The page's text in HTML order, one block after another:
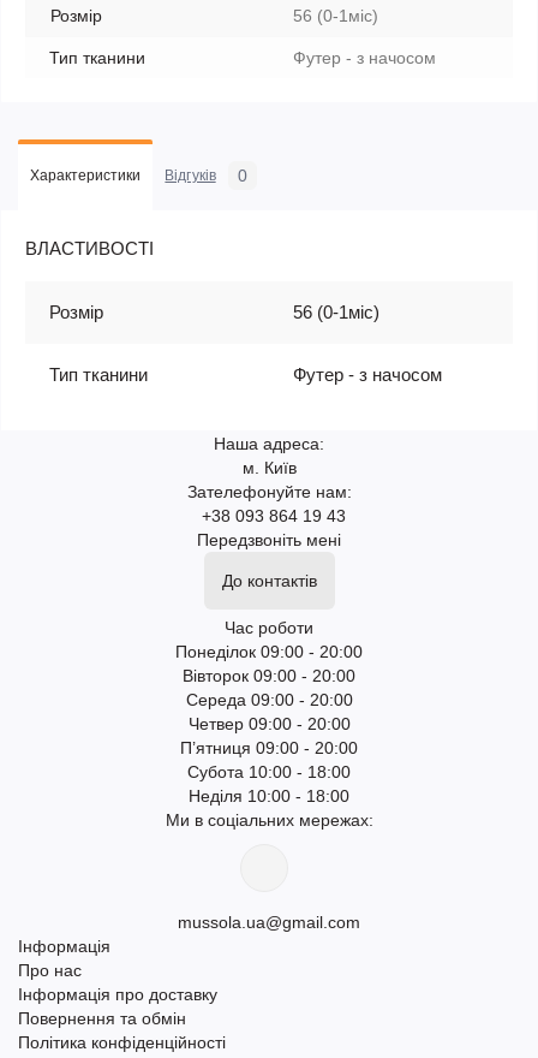
Розмір 56 (0-1міс)
Тип тканини Футер - з начосом
Характеристики Відгуків 0
ВЛАСТИВОСТІ
Розмір 56 (0-1міс)
Тип тканини Футер - з начосом
Наша адреса:
м. Київ
Зателефонуйте нам:
+38 093 864 19 43
Передзвоніть мені
До контактів
Час роботи
Понеділок 09:00 - 20:00
Вівторок 09:00 - 20:00
Середа 09:00 - 20:00
Четвер 09:00 - 20:00
П’ятниця 09:00 - 20:00
Субота 10:00 - 18:00
Неділя 10:00 - 18:00
Ми в соціальних мережах:
mussola.ua@gmail.com
Інформація
Про нас
Інформація про доставку
Повернення та обмін
Політика конфіденційності